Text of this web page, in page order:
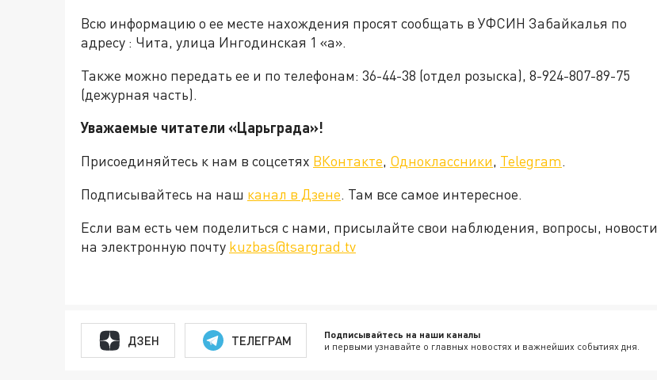
Всю информацию о ее месте нахождения просят сообщать в УФСИН Забайкалья по
адресу : Чита, улица Ингодинская 1 «а».
Также можно передать ее и по телефонам: 36-44-38 (отдел розыска), 8-924-807-89-75
(дежурная часть).
Уважаемые читатели «Царьграда»!
Присоединяйтесь к нам в соцсетях ВКонтакте, Одноклассники, Telegram.
Подписывайтесь на наш канал в Дзене. Там все самое интересное.
Если вам есть чем поделиться с нами, присылайте свои наблюдения, вопросы, новости
на электронную почту kuzbas@tsargrad.tv
ДЗЕН ТЕЛЕГРАМ Подписывайтесь на наши каналы
и первыми узнавайте о главных новостях и важнейших событиях дня.